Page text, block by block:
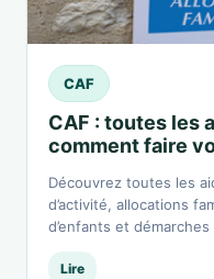
CAF
CAF : toutes les
comment faire
Découvrez toutes les
d’activité, allocations
d’enfants et
Lire